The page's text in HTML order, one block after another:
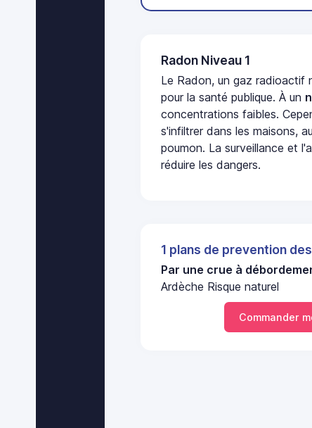
Radon Niveau 1
Le Radon, un gaz radioactif
pour la santé publique. À un
concentrations faibles.
s'infiltrer dans les maisons,
poumon. La surveillance et
réduire les dangers.
1 plans de prevention
Par une crue à
Ardèche Risque naturel
Commander